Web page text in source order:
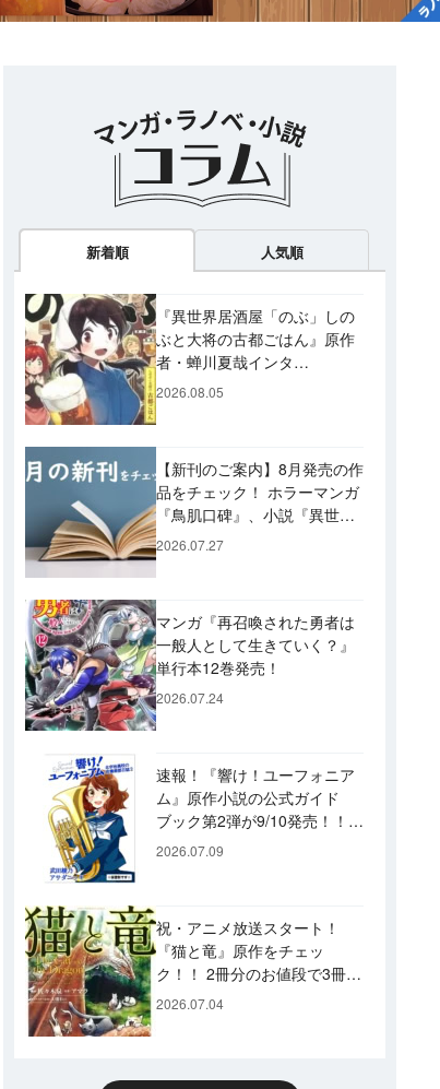
新着順 人気順
『異世界居酒屋「のぶ」しの
ぶと大将の古都ごはん』原作
者・蝉川夏哉インタ
ビュー！ 今後「のぶ」に登
2026.08.05
【新刊のご案内】8月発売の作
品をチェック！ ホラーマンガ
『鳥肌口碑』、小説『異世界
居酒屋「げん」』、文庫『カ
2026.07.27
マンガ『再召喚された勇者は
一般人として生きていく？』
単行本12巻発売！
2026.07.24
速報！『響け！ユーフォニア
ム』原作小説の公式ガイド
ブック第2弾が9/10発売！！
久美子たちが引退した後の書
2026.07.09
祝・アニメ放送スタート！
『猫と竜』原作をチェッ
ク！！ 2冊分のお値段で3冊読
めるスペシャルプライスパッ
2026.07.04